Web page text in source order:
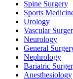
Spine Surgery
Sports
Urology
Vascular
Neurology
General
Nephrology
Bariatric
Anesthesiology